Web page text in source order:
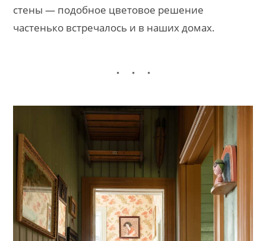
стены — подобное цветовое решение
частенько встречалось и в наших домах.